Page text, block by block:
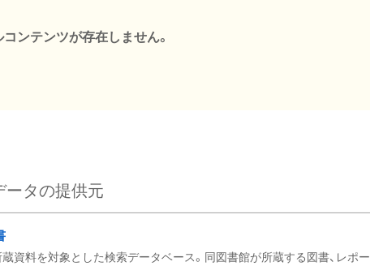
ンテンツが存在しません。
ータの提供元
資料を対象とした検索データベース。同図書館が所蔵する図書、レポー